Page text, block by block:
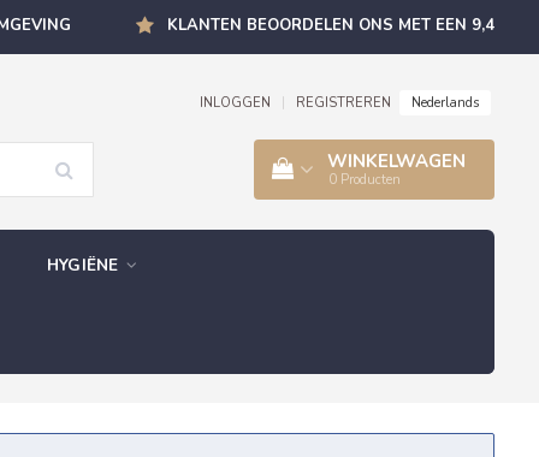
KLANTEN BEOORDELEN ONS MET EEN 9,4
INLOGGEN REGISTREREN Nederlands
WINKELWAGEN
0 Producten
HYGIËNE